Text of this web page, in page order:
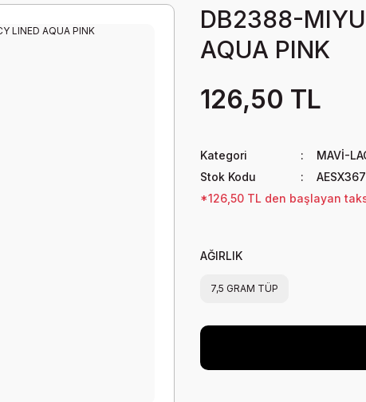
DB2388-
AQUA PINK
126,50 TL
Kategori
MAVİ-
Stok Kodu
*126,50 TL den başlayan
AĞIRLIK
7,5 GRAM TÜP